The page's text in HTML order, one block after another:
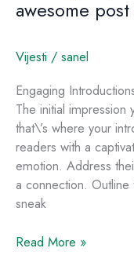
awesome
Vijesti / sanel
Engaging
The initial
that\’s where your
readers with a
emotion. Address
a connection.
sneak
Read More »